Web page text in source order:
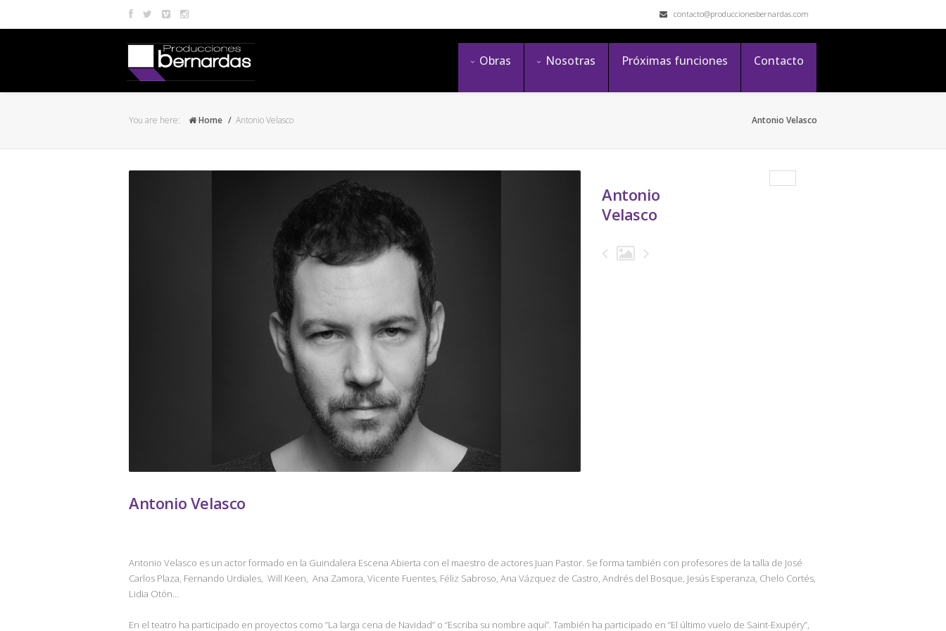
contacto@produccionesbernardas.com
Obras Nosotras Próximas funciones Contacto
You are here: Home Antonio Velasco Antonio Velasco
Antonio
Velasco
Antonio Velasco
Antonio Velasco es un actor formado en la Guindalera Escena Abierta con el maestro de actores Juan Pastor. Se forma también con profesores de la talla de José
Carlos Plaza, Fernando Urdiales, Will Keen, Ana Zamora, Vicente Fuentes, Féliz Sabroso, Ana Vázquez de Castro, Andrés del Bosque, Jesús Esperanza, Chelo Cortés,
Lidia Otón…
En el teatro ha participado en proyectos como “La larga cena de Navidad” o “Escriba su nombre aquí”. También ha participado en “El último vuelo de Saint-Exupéry”,